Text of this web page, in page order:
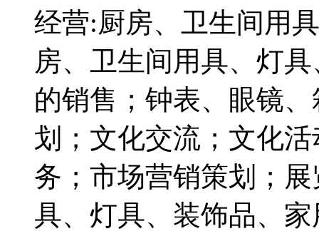
经营:厨房、卫生间用
房、卫生间用具、灯
的销售；钟表、眼镜
划；文化交流；文化
务；市场营销策划；
具、灯具、装饰品、